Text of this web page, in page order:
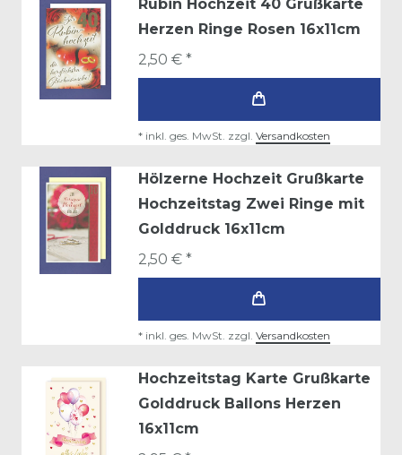
Rubin Hochzeit 40 Grußkarte
Herzen Ringe Rosen 16x11cm
2,50 € *
* inkl. ges. MwSt. zzgl. Versandkosten
Hölzerne Hochzeit Grußkarte
Hochzeitstag Zwei Ringe mit
Golddruck 16x11cm
2,50 € *
* inkl. ges. MwSt. zzgl. Versandkosten
Hochzeitstag Karte Grußkarte
Golddruck Ballons Herzen
16x11cm